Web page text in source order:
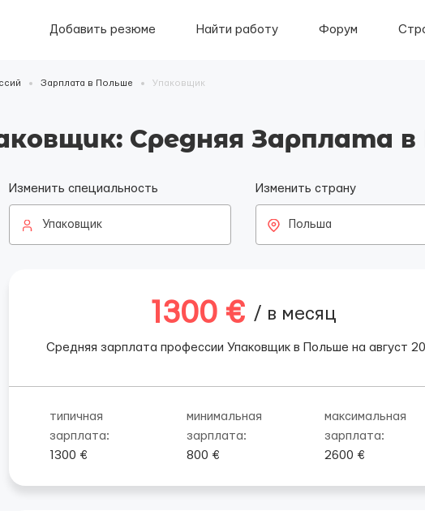
Добавить резюме Найти работу Форум
Зарплата в Польше Упаковщик
Средняя Зарплата
Изменить специальность
Упаковщик
Изменить страну
Польша
1300 € / в месяц
Средняя зарплата профессии Упаковщик в Польше на август
типичная
зарплата:
1300 €
минимальная
зарплата:
800 €
максимальная
зарплата:
2600 €